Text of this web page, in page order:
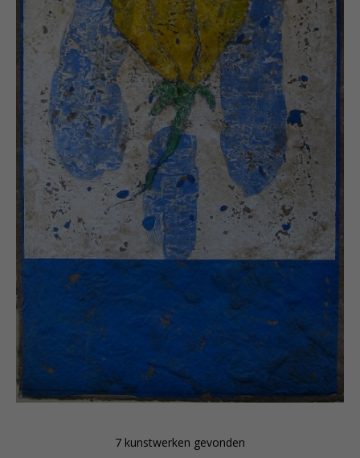
—
Pierre Marie Brisson (1955, France) is an artist who
seems to have stepped right out of a history book.
Observing the color palette of this French artist, it’s
easy to imagine what the palette of Nero’s artist
Fabulus (creator of the frescoes of the Domus
Aurea) must have looked like. Brisson’s blend of
aubergine, Mediterranean red, antique blue, and
earthy beige feels like it has been brought from the
past into the present. This does not indicate an
obsession with the past, but rather a unique ability to
evoke fossil-like impressions with a single
brushstroke, allowing the viewer to wander into
historical reverie.
Brisson’s work sometimes leans toward a graphic
style, featuring a composition of bold color blocks
interspersed with organic shapes. At other times, he
places human figures at the center, often solitary and
in motion within a vast setting. His choice of
materials is also monumental; he uses heavy,
handmade paper that exudes a natural texture. This
paper serves as the foundation for various
printmaking techniques, with Carborundum,
lithography, screen printing, woodcut, acrylic, and oil
7 kunstwerken gevonden